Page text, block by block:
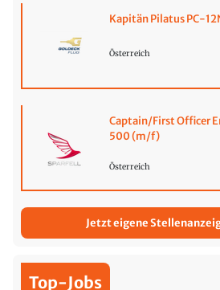
Kapitän Pilatus PC-
Österreich
Captain/First Officer
500 (m/f)
Österreich
Jetzt eigene
Top-Jobs